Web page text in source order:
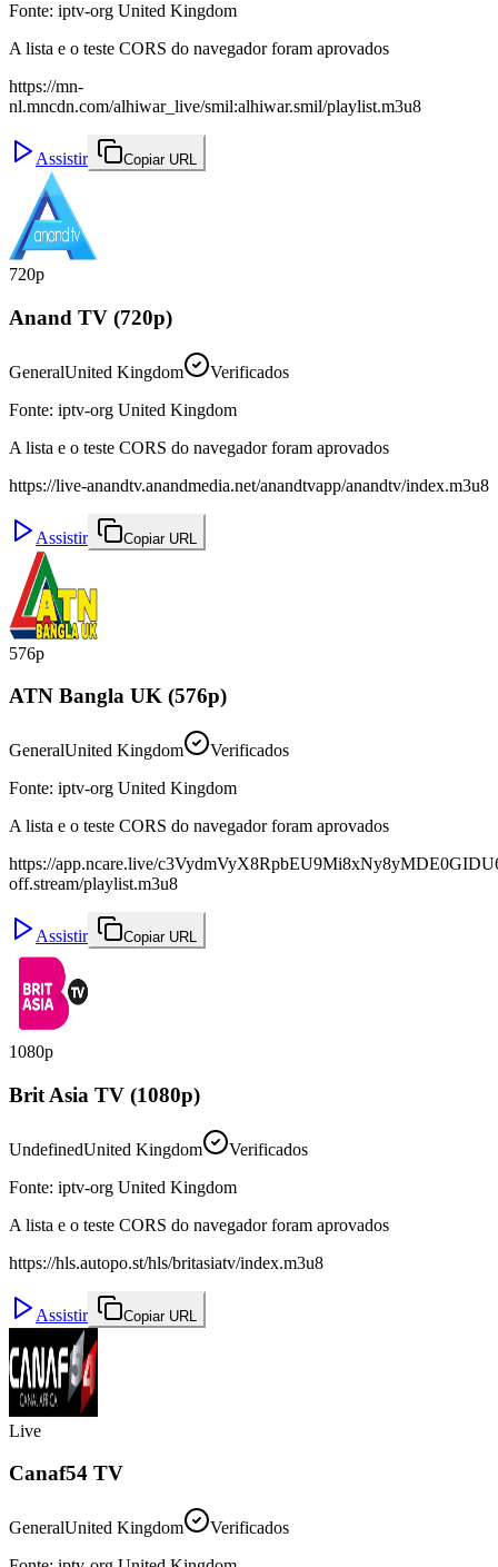
Fonte: iptv-org United Kingdom
A lista e o teste CORS do navegador foram aprovados
https://mn-
nl.mncdn.com/alhiwar_live/smil:alhiwar.smil/playlist.m3u8
Assistir Copiar URL
720p
Anand TV (720p)
GeneralUnited Kingdom
Verificados
Fonte: iptv-org United Kingdom
A lista e o teste CORS do navegador foram aprovados
https://live-anandtv.anandmedia.net/anandtvapp/anandtv/index.m3u8
Assistir Copiar URL
576p
ATN Bangla UK (576p)
GeneralUnited Kingdom
Verificados
Fonte: iptv-org United Kingdom
A lista e o teste CORS do navegador foram aprovados
https://app.ncare.live/
off.stream/playlist.m3u8
Assistir Copiar URL
1080p
Brit Asia TV (1080p)
UndefinedUnited Kingdom
Verificados
Fonte: iptv-org United Kingdom
A lista e o teste CORS do navegador foram aprovados
https://hls.autopo.st/hls/britasiatv/index.m3u8
Assistir Copiar URL
Live
Canaf54 TV
GeneralUnited Kingdom
Verificados